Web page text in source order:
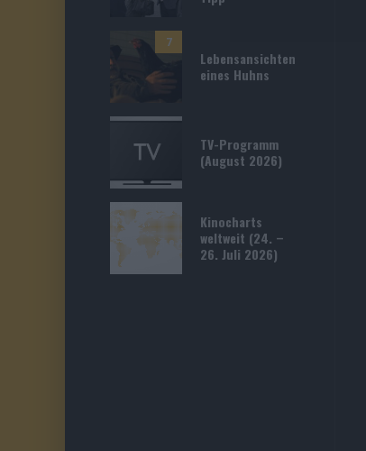
7
Lebensansichten
eines Huhns
TV-Programm
(August 2026)
Kinocharts
weltweit (24. –
26. Juli 2026)